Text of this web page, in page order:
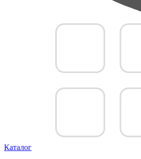
Каталог